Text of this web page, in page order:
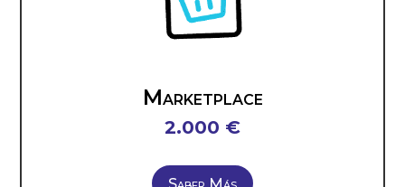
Marketplace
2.000 €
Saber Más